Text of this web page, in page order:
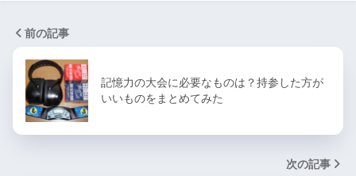
前の記事
記憶力の大会に必要なものは？持参した方が
いいものをまとめてみた
次の記事